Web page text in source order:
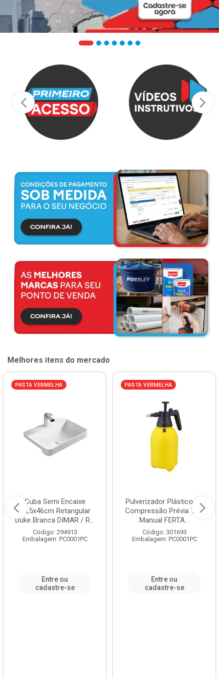
Melhores itens do mercado
PASTA VERMELHA
Cuba Semi Encaixe
58,5x46cm Retangular
Duke Branca DIMAR / R...
Código: 294913
Embalagem: PC0001PC
Entre ou
cadastre-se
PASTA VERMELHA
Pulverizador Plástico de
Compressão Prévia 1,5L
Manual FERTA...
Código: 301693
Embalagem: PC0001PC
Entre ou
cadastre-se